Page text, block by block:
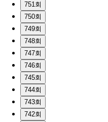
751회
750회
749회
748회
747회
746회
745회
744회
743회
742회